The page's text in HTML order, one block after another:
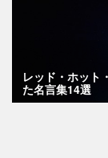
レッド・ホット
た名言集14選